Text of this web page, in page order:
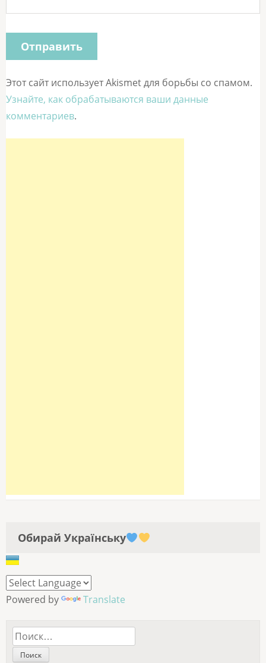
Этот сайт использует Akismet для борьбы со спамом.
Узнайте, как обрабатываются ваши данные
комментариев.
Обирай Українську
Powered by Translate
Найти: